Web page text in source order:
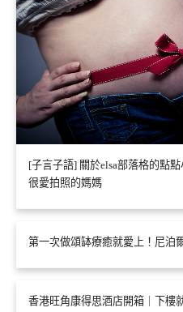
[子言子語] 關於elsa部落格的點
很愛拍照的媽媽
第一次做頌缽療癒就愛上！尼泊
香港旺角康得思酒店開箱｜下樓